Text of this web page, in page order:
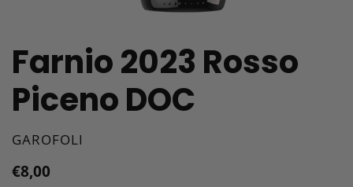
Farnio 2023 Rosso
Piceno DOC
VENDITORE
GAROFOLI
Prezzo
€8,00